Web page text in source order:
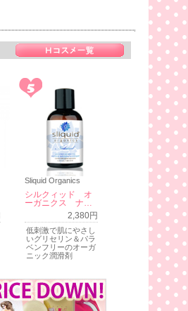
Sliquid Organics
シルクィッド オ
ーガニクス ナ…
2,380円
低刺激で肌にやさし
いグリセリン＆パラ
ベンフリーのオーガ
ニック潤滑剤